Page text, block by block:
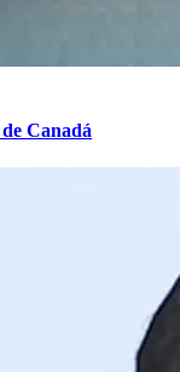
Canadá